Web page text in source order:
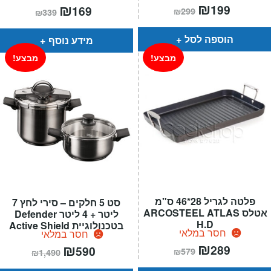
₪339 המחיר
המקורי
היה:
₪339.
₪169
הוא:
מידע נוסף
₪299 המחיר
המקורי
היה:
₪299.
₪199
הוא:
הוספה לסל
סט 5 חלקים – סירי לחץ 7
ליטר + 4 ליטר Defender
בטכנולוגיית Active Shield
חסר במלאי
מבצע!
₪1,490 המחיר
המקורי
היה:
₪590
הוא:
פלטה לגריל 28*46 ס"מ
אטלס ARCOSTEEL ATLAS
H.D
חסר במלאי
מבצע!
₪579 המחיר
המקורי
היה:
₪289
הוא: